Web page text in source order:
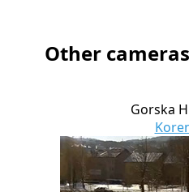
Other
Gorska